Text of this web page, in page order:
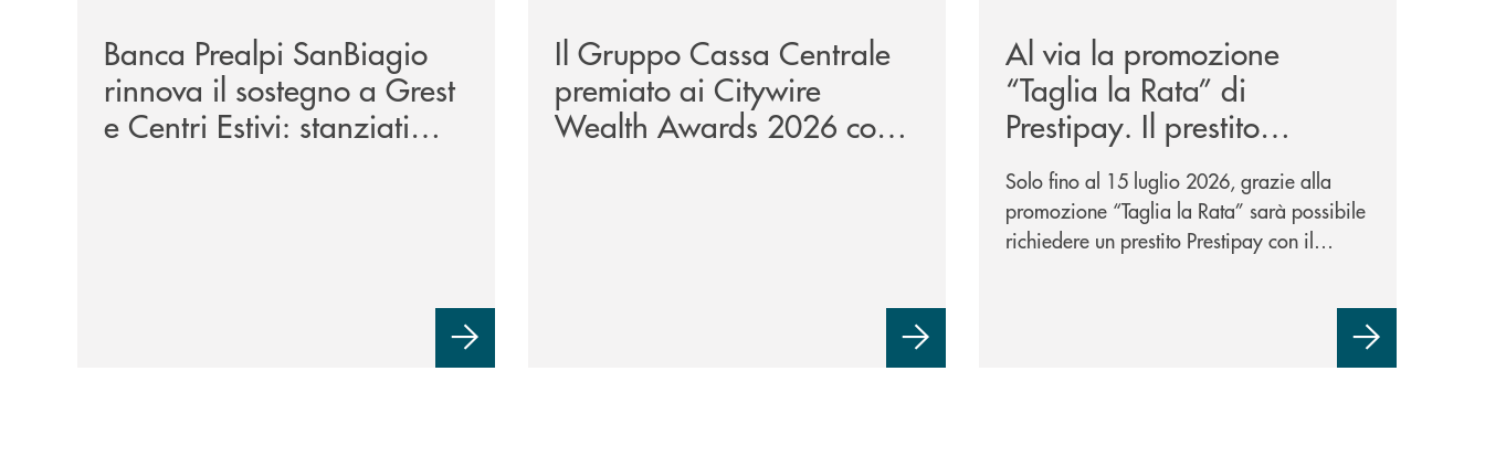
Banca Prealpi SanBiagio
rinnova il sostegno a Grest
e Centri Estivi: stanziati
Il Gruppo Cassa Centrale
premiato ai Citywire
Wealth Awards 2026 come
Al via la promozione
“Taglia la Rata” di
Prestipay. Il prestito
personale che si fa in due
per te!
Solo fino al 15 luglio 2026, grazie alla
promozione “Taglia la Rata” sarà possibile
richiedere un prestito Prestipay con il